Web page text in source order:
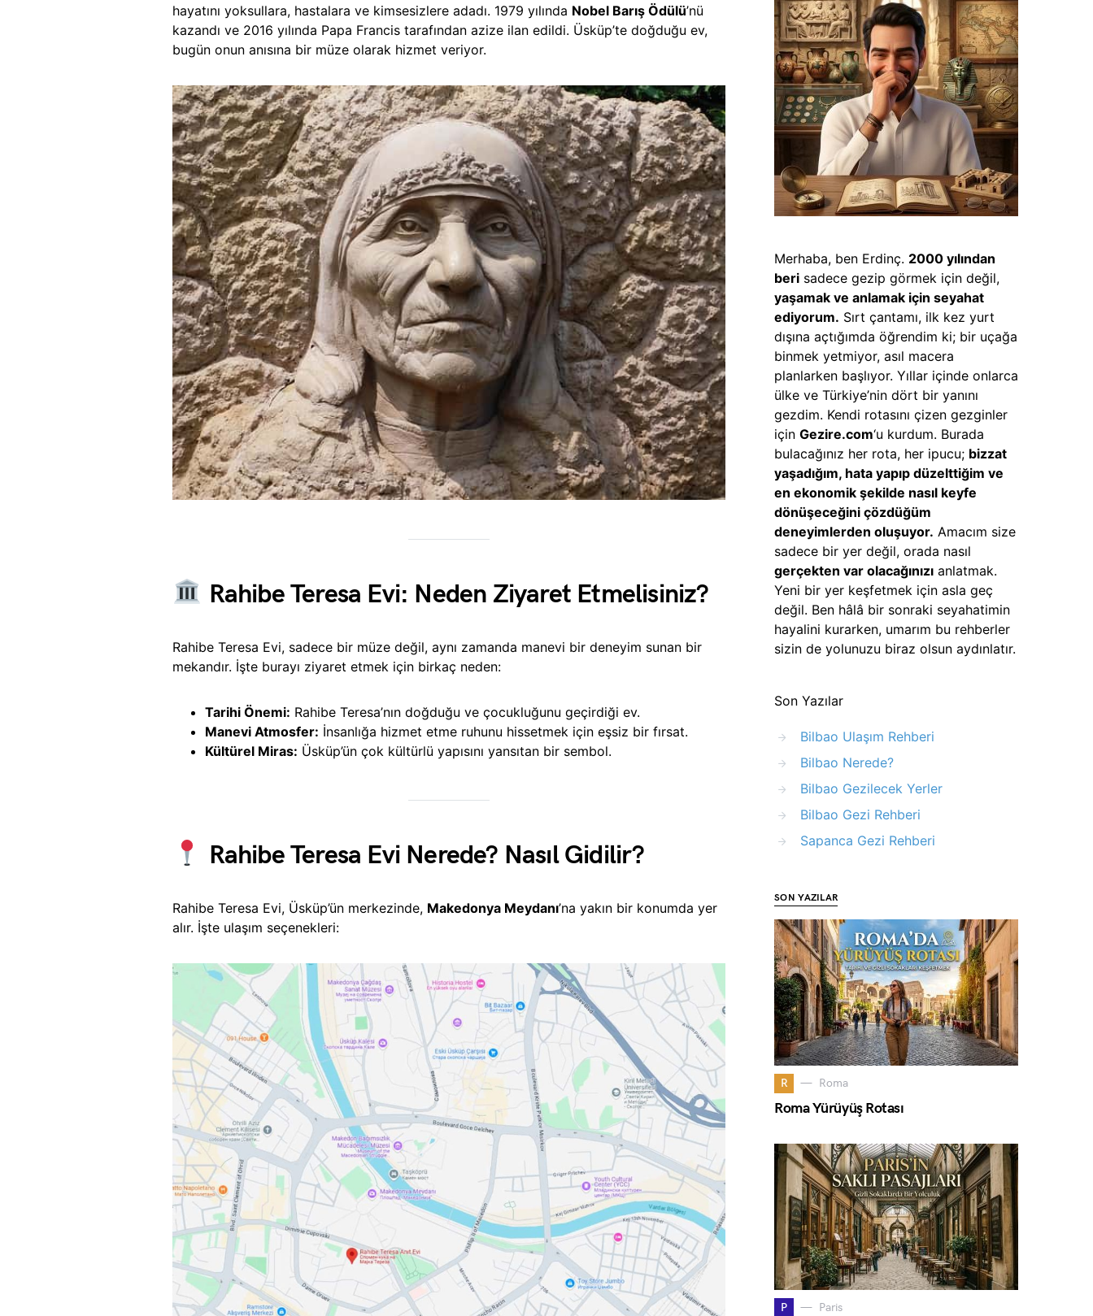
hayatını yoksullara, hastalara ve kimsesizlere adadı. 1979 yılında Nobel Barış Ödülü’nü
kazandı ve 2016 yılında Papa Francis tarafından azize ilan edildi. Üsküp’te doğduğu ev,
bugün onun anısına bir müze olarak hizmet veriyor.
Rahibe Teresa Evi: Neden Ziyaret Etmelisiniz?
Rahibe Teresa Evi, sadece bir müze değil, aynı zamanda manevi bir deneyim sunan bir
mekandır. İşte burayı ziyaret etmek için birkaç neden:
Tarihi Önemi: Rahibe Teresa’nın doğduğu ve çocukluğunu geçirdiği ev.
Manevi Atmosfer: İnsanlığa hizmet etme ruhunu hissetmek için eşsiz bir fırsat.
Kültürel Miras: Üsküp’ün çok kültürlü yapısını yansıtan bir sembol.
Rahibe Teresa Evi Nerede? Nasıl Gidilir?
Rahibe Teresa Evi, Üsküp’ün merkezinde, Makedonya Meydanı’na yakın bir konumda yer
alır. İşte ulaşım seçenekleri:
Merhaba, ben Erdinç. 2000 yılından
beri sadece gezip görmek için değil,
yaşamak ve anlamak için seyahat
ediyorum. Sırt çantamı, ilk kez yurt
dışına açtığımda öğrendim ki; bir uçağa
binmek yetmiyor, asıl macera
planlarken başlıyor. Yıllar içinde onlarca
ülke ve Türkiye’nin dört bir yanını
gezdim. Kendi rotasını çizen gezginler
için Gezire.com‘u kurdum. Burada
bulacağınız her rota, her ipucu; bizzat
yaşadığım, hata yapıp düzelttiğim ve
en ekonomik şekilde nasıl keyfe
dönüşeceğini çözdüğüm
deneyimlerden oluşuyor. Amacım size
sadece bir yer değil, orada nasıl
gerçekten var olacağınızı anlatmak.
Yeni bir yer keşfetmek için asla geç
değil. Ben hâlâ bir sonraki seyahatimin
hayalini kurarken, umarım bu rehberler
sizin de yolunuzu biraz olsun aydınlatır.
Son Yazılar
Bilbao Ulaşım Rehberi
Bilbao Nerede?
Bilbao Gezilecek Yerler
Bilbao Gezi Rehberi
Sapanca Gezi Rehberi
SON YAZILAR
R Roma
Roma Yürüyüş Rotası
P Paris